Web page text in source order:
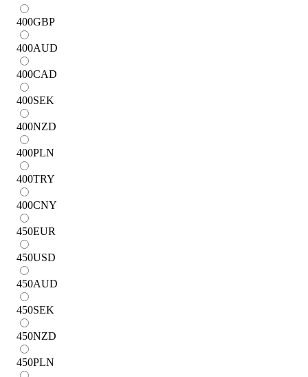
400GBP
400AUD
400CAD
400SEK
400NZD
400PLN
400TRY
400CNY
450EUR
450USD
450AUD
450SEK
450NZD
450PLN